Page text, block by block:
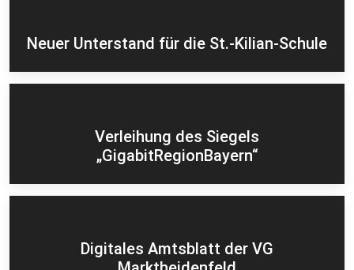
Neuer Unterstand für die St.-Kilian-Schule
Verleihung des Siegels
„GigabitRegionBayern“
Digitales Amtsblatt der VG